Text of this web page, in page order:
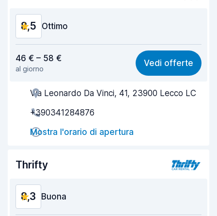
8,5 Ottimo
8,4
Facile da trovare 8,2
Gentilezza degli agenti 8,7
Rapidità del ritiro
Rapidità della riconsegna
8,8
46 € – 58 €
al giorno
Vedi offerte
Via Leonardo Da Vinci, 41, 23900 Lecco LC
+390341284876
Mostra l'orario di apertura
Thrifty
8,3 Buona